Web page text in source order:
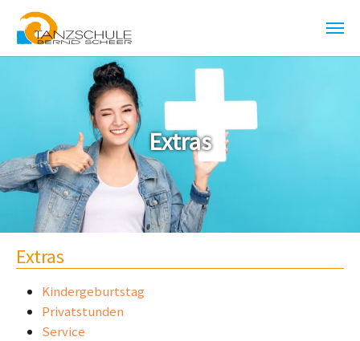
Zum Hauptinhalt springen
Extras
Extras
Kindergeburtstag
Privatstunden
Service